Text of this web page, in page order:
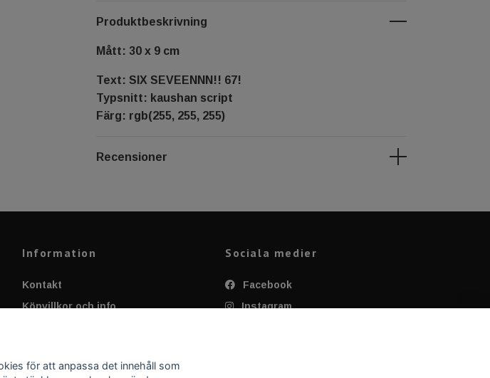
Produktbeskrivning
Mått: 30 x 9 cm
Text: SIX SEVEENNN!! 67!
Typsnitt: kaushan script
Färg: rgb(255, 255, 255)
Recensioner
Information
Kontakt
Köpvillkor och info
Applicering av Dekal
Sociala medier
Facebook
Instagram
för att anpassa det innehåll som